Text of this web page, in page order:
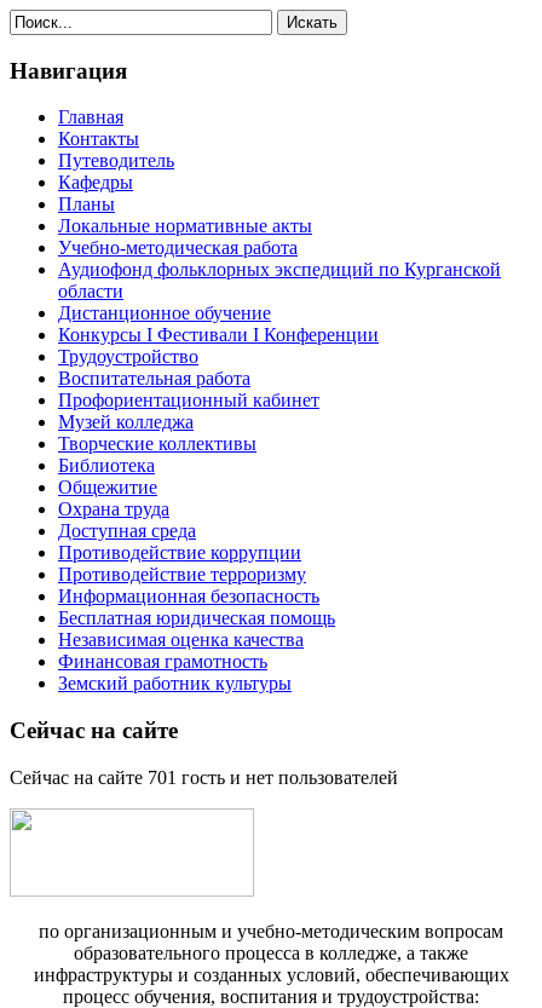
Навигация
Главная
Контакты
Путеводитель
Кафедры
Планы
Локальные нормативные акты
Учебно-методическая работа
Аудиофонд фольклорных экспедиций по Курганской
области
Дистанционное обучение
Конкурсы I Фестивали I Конференции
Трудоустройство
Воспитательная работа
Профориентационный кабинет
Музей колледжа
Творческие коллективы
Библиотека
Общежитие
Охрана труда
Доступная среда
Противодействие коррупции
Противодействие терроризму
Информационная безопасность
Бесплатная юридическая помощь
Независимая оценка качества
Финансовая грамотность
Земский работник культуры
Сейчас на сайте
Сейчас на сайте 701 гость и нет пользователей
по организационным и учебно-методическим вопросам
образовательного процесса в колледже, а также
инфраструктуры и созданных условий, обеспечивающих
процесс обучения, воспитания и трудоустройства: